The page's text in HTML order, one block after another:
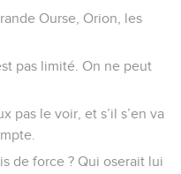
Ourse, Orion, les
pas limité. On ne peut
pas le voir, et s’il s’en va
de force ? Qui oserait lui